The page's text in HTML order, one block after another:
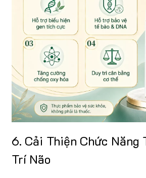
6. Cải Thiện Chức Năng
Trí Não